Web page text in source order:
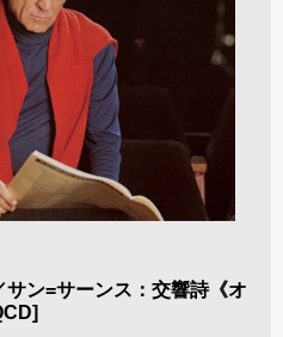
ン=サーンス：交響詩《オ